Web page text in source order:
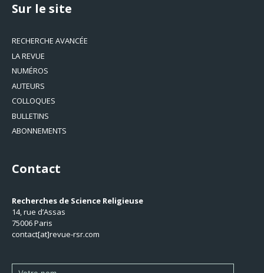
Sur le site
RECHERCHE AVANCÉE
LA REVUE
NUMÉROS
AUTEURS
COLLOQUES
BULLETINS
ABONNEMENTS
Contact
Recherches de Science Religieuse
14, rue d’Assas
75006 Paris
contact[at]revue-rsr.com